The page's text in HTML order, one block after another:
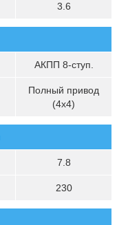
3.6
АКПП 8-ступ.
Полный привод
(4х4)
7.8
230